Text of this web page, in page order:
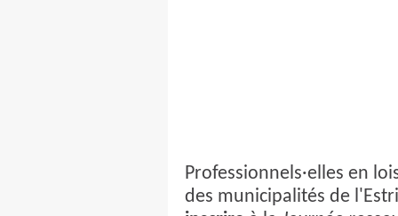
Professionnels·elles en
des municipalités de